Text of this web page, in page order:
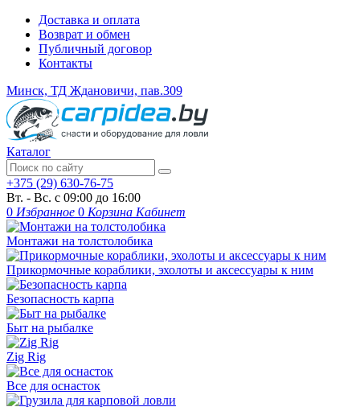
Доставка и оплата
Возврат и обмен
Публичный договор
Контакты
Минск, ТД Ждановичи, пав.309
Каталог
+375 (29) 630-76-75
Вт. - Вс. с 09:00 до 16:00
0 Избранное 0 Корзина Кабинет
Монтажи на толстолобика
Прикормочные кораблики, эхолоты и аксессуары к ним
Безопасность карпа
Быт на рыбалке
Zig Rig
Все для оснасток